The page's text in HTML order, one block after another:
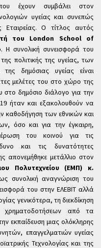
έχουν συμβάλει στον
υγείας και συνεπώς
Ο τίτλος αυτός
του London School of
. Η συνολική συνεισφορά του
πολιτικής της υγείας, των
δημόσιας υγείας είναι
μελέτες του στο χώρο της
στο δημόσιο διάλογο για την
ήταν και εξακολουθούν να
καθοδήγηση των εθνικών και
όσο και για την έγκαιρη,
του κοινού για τις
και τις δυνατότητες
απονεμήθηκε μετάλλιο στον
Πολυτεχνείου (ΕΜΠ) κ.
συνολική αναγνώριση του
του στην ΕΛΕΒΙΤ αλλά
γενικότερα, τη διεκδίκηση
από τα
εκπαίδευση μιας ολόκληρης
επαγγελματιών υγείας
Τεχνολογίας και της